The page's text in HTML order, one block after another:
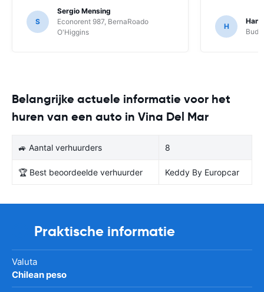
hoogte van de aanvraag. Uiteindelijk
konden ze bij Econorent het redelijk
snel oplossen, maar anders was onze
S
Sergio Mensing
Econorent 987, BernaRoado
O'Higgins
H
Belangrijke actuele informatie voor het
huren van een auto in Vina Del Mar
🚙 Aantal verhuurders 8
🏆 Best beoordeelde verhuurder Keddy By Europcar
Praktische informatie
Valuta
Chilean peso